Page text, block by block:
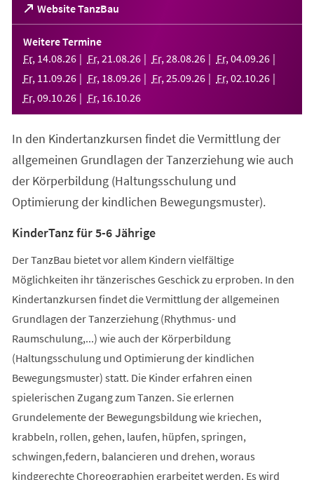
Website TanzBau
(Öffnet
in
einem
neuen
Tab)
Weitere Termine
Fr, 14.08.26 Fr, 21 .08.26 Fr, 28.08.26 Fr, 04.09.26
Fr, 11 .09.26 Fr, 18.09.26 Fr, 25.09.26 Fr, 02.10.26
Fr, 09.10.26 Fr, 16.10.26
In den Kindertanzkursen findet die Vermittlung der
allgemeinen Grundlagen der Tanzerziehung wie auch
der Körperbildung (Haltungsschulung und
Optimierung der kindlichen Bewegungsmuster).
KinderTanz für 5-6 Jährige
Der TanzBau bietet vor allem Kindern vielfältige
Möglichkeiten ihr tänzerisches Geschick zu erproben. In den
Kindertanzkursen findet die Vermittlung der allgemeinen
Grundlagen der Tanzerziehung (Rhythmus- und
Raumschulung,...) wie auch der Körperbildung
(Haltungsschulung und Optimierung der kindlichen
Bewegungsmuster) statt. Die Kinder erfahren einen
spielerischen Zugang zum Tanzen. Sie erlernen
Grundelemente der Bewegungsbildung wie kriechen,
krabbeln, rollen, gehen, laufen, hüpfen, springen,
schwingen,federn, balancieren und drehen, woraus
kindgerechte Choreographien erarbeitet werden. Es wird